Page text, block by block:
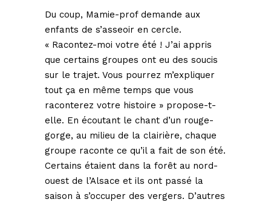
Du coup, Mamie-prof demande aux
enfants de s’asseoir en cercle.
« Racontez-moi votre été ! J’ai appris
que certains groupes ont eu des soucis
sur le trajet. Vous pourrez m’expliquer
tout ça en même temps que vous
raconterez votre histoire » propose-t-
elle. En écoutant le chant d’un rouge-
gorge, au milieu de la clairière, chaque
groupe raconte ce qu’il a fait de son été.
Certains étaient dans la forêt au nord-
ouest de l’Alsace et ils ont passé la
saison à s’occuper des vergers. D’autres